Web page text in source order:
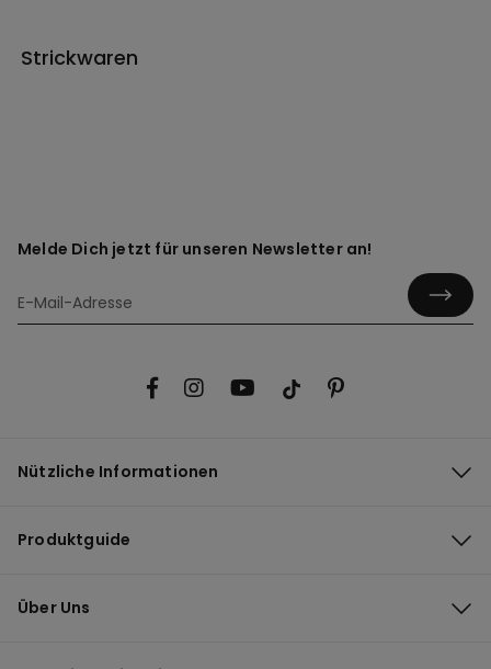
Strickwaren
Melde Dich jetzt für unseren Newsletter an!
Nützliche Informationen
Produktguide
Über Uns